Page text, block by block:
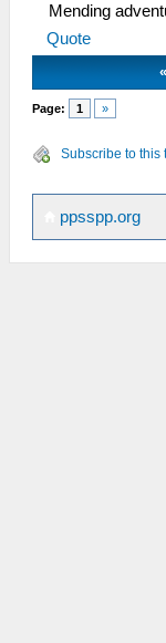
Mending
Quote
«
Page: 1 »
Subscribe to this
ppsspp.org